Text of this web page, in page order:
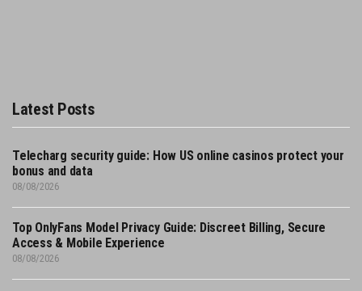
Latest Posts
Telecharg security guide: How US online casinos protect your
bonus and data
08/08/2026
Top OnlyFans Model Privacy Guide: Discreet Billing, Secure
Access & Mobile Experience
08/08/2026